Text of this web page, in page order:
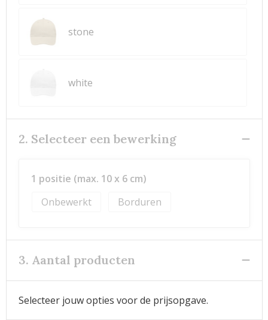
stone
white
2. Selecteer een bewerking
1 positie (max. 10 x 6 cm)
Onbewerkt
Borduren
3. Aantal producten
Selecteer jouw opties voor de prijsopgave.